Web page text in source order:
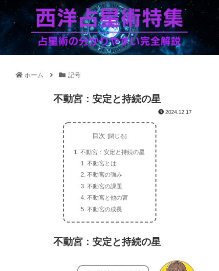
ホーム 記号
不動宮：安定と持続の星
2024.12.17
目次
不動宮：安定と持続の星
不動宮とは
不動宮の強み
不動宮の課題
不動宮と他の宮
不動宮の成長
不動宮：安定と持続の星